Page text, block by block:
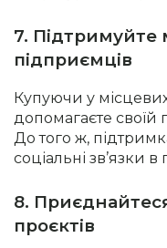
7. Підтримуйте
підприємців
Купуючи у
допомагаєте своїй
До того ж,
соціальні зв’язки в
8.
проєктів